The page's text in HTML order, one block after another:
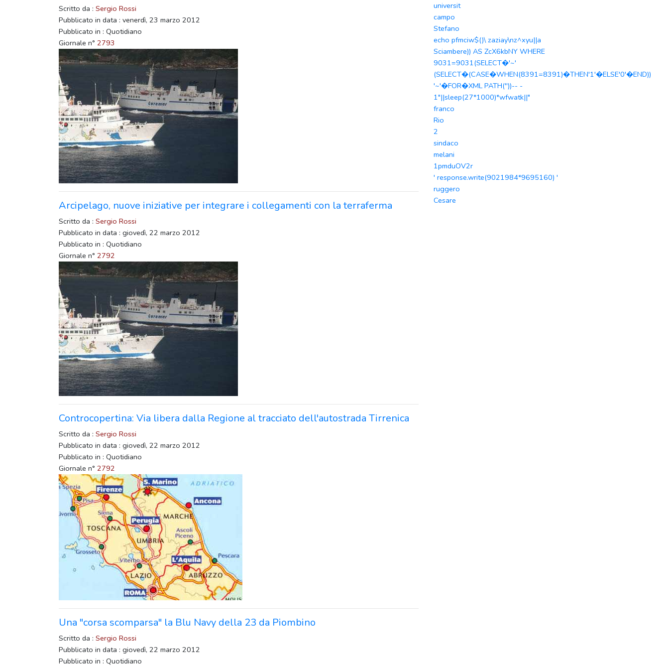
Scritto da : Sergio Rossi
Pubblicato in data : venerdì, 23 marzo 2012
Pubblicato in : Quotidiano
Giornale n° 2793
Arcipelago, nuove iniziative per integrare i collegamenti con la terraferma
Scritto da : Sergio Rossi
Pubblicato in data : giovedì, 22 marzo 2012
Pubblicato in : Quotidiano
Giornale n° 2792
Controcopertina: Via libera dalla Regione al tracciato dell'autostrada Tirrenica
Scritto da : Sergio Rossi
Pubblicato in data : giovedì, 22 marzo 2012
Pubblicato in : Quotidiano
Giornale n° 2792
Una "corsa scomparsa" la Blu Navy della 23 da Piombino
Scritto da : Sergio Rossi
Pubblicato in data : giovedì, 22 marzo 2012
Pubblicato in : Quotidiano
universit
campo
Stefano
echo pfmciw$()\ zaziay\nz^xyu||a
Sciambere)) AS ZcX6kbNY WHERE
9031=9031(SELECT�'~'
(SELECT�(CASE�WHEN(8391=8391)�THEN'1'�ELSE'0'�END))
'~'�FOR�XML PATH(''))-- -
1"||sleep(27*1000)*wfwatk||"
franco
Rio
2
sindaco
melani
1pmduOV2r
' response.write(9021984*9695160) '
ruggero
Cesare